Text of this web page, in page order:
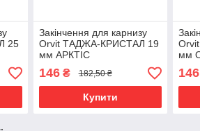
25
Закінчення для карнизу
Orvit ТАДЖА-КРИСТАЛ 19
мм АРКТІС
146₴ 182,50 ₴
Купити
мм
146